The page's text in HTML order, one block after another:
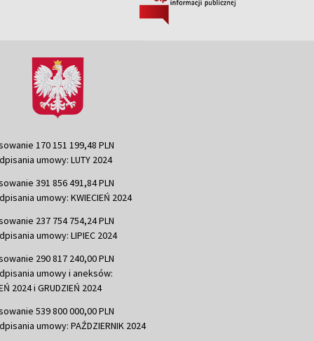
170 151 199,48 PLN
umowy: LUTY 2024
391 856 491,84 PLN
umowy: KWIECIEŃ 2024
237 754 754,24 PLN
umowy: LIPIEC 2024
290 817 240,00 PLN
umowy i aneksów:
2024 i GRUDZIEŃ 2024
539 800 000,00 PLN
umowy: PAŹDZIERNIK 2024